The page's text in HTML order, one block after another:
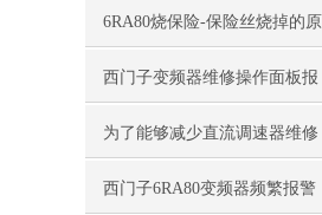
报警F60038故障代码修复
6RA80烧保险-保险丝烧掉的原
因和解决方案
西门子变频器维修操作面板报
警“E”故障
为了能够减少直流调速器维修
次数,我们一定要定期保养
西门子6RA80变频器频繁报警